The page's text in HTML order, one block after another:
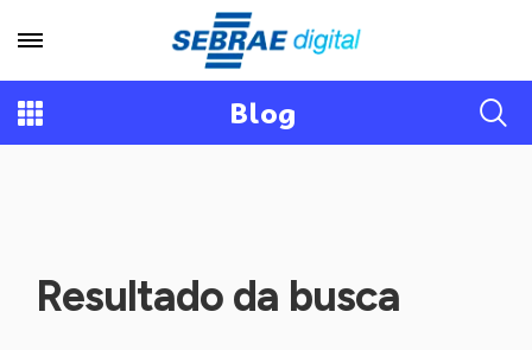
Blog
Resultado da busca